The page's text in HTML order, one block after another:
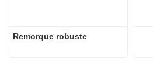
Remorque robuste